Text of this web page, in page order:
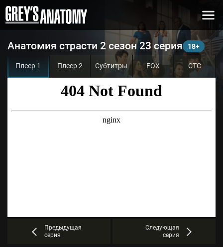
Анатомия страсти 2 сезон 23 серия
Плеер 1 Плеер 2 Субтитры FOX СТС
Предыдущая
серия
Следующая
серия